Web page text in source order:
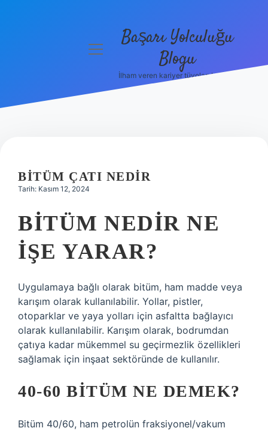
Hakkımızda
menüyüBaşarı Yolculuğu
Blogu
İlham veren kariyer tüyoları burada!
BITÜM ÇATI NEDIR
Tarih: Kasım 12, 2024
BITÜM NEDIR NE
IŞE YARAR?
Uygulamaya bağlı olarak bitüm, ham madde veya
karışım olarak kullanılabilir. Yollar, pistler,
otoparklar ve yaya yolları için asfaltta bağlayıcı
olarak kullanılabilir. Karışım olarak, bodrumdan
çatıya kadar mükemmel su geçirmezlik özellikleri
sağlamak için inşaat sektöründe de kullanılır.
40-60 BITÜM NE DEMEK?
Bitüm 40/60, ham petrolün fraksiyonel/vakum